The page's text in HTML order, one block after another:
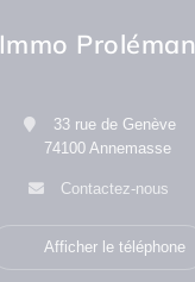
Immo Proléman
33 rue de Genève
74100 Annemasse
Contactez-nous
Afficher le téléphone